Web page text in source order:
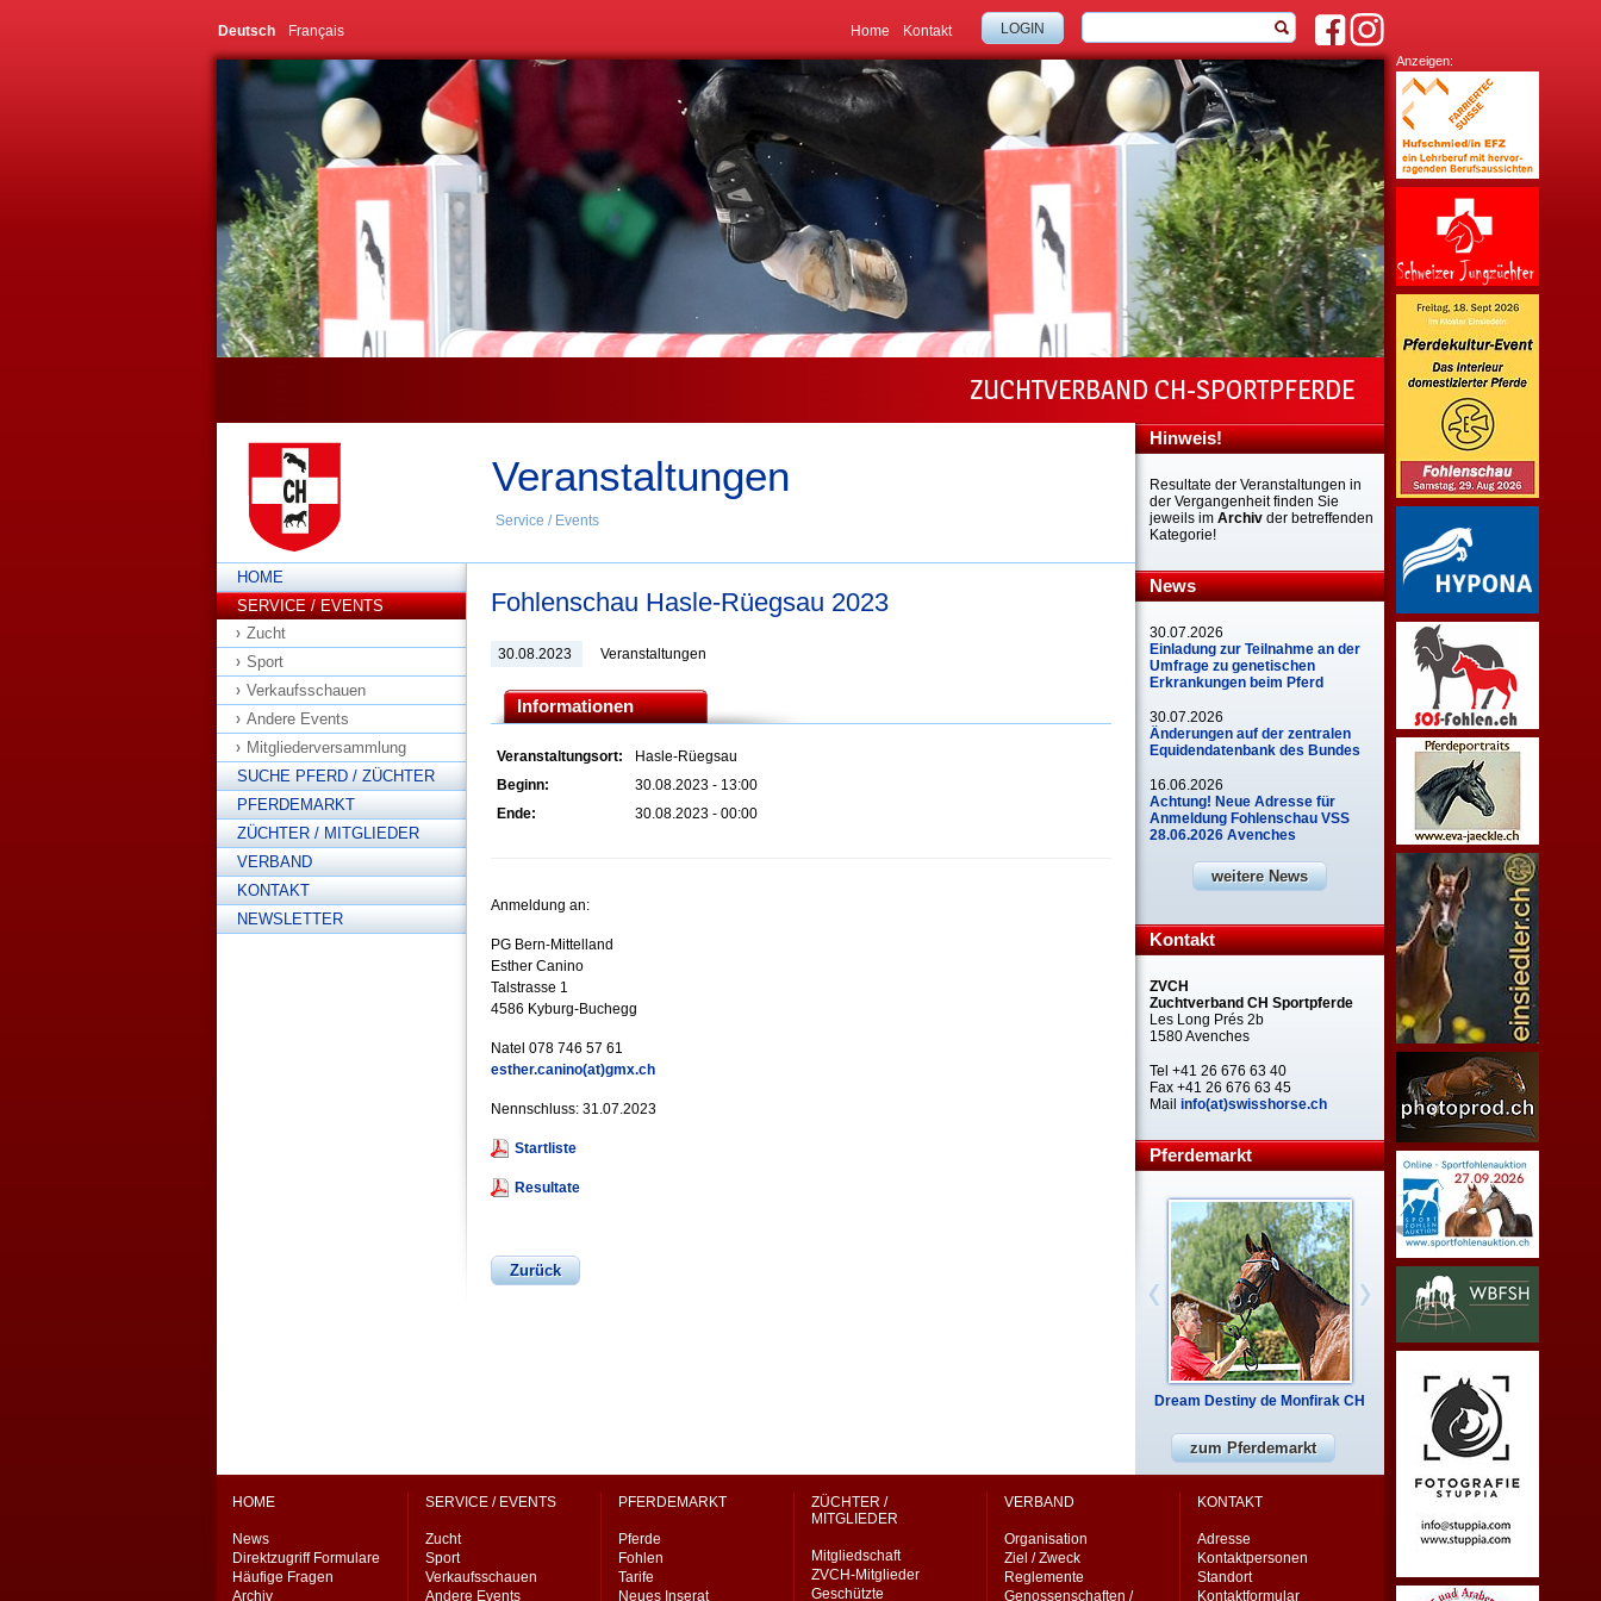
Deutsch Français LOGIN
Home Kontakt
ZUCHTVERBAND CH-SPORTPFERDE
Veranstaltungen
Service / Events
HOME
SERVICE / EVENTS
Zucht
Sport
Verkaufsschauen
Andere Events
Mitgliederversammlung
SUCHE PFERD / ZÜCHTER
PFERDEMARKT
ZÜCHTER / MITGLIEDER
VERBAND
KONTAKT
NEWSLETTER
Fohlenschau Hasle-Rüegsau 2023
30.08.2023 Veranstaltungen
Informationen
Veranstaltungsort:
Hasle-Rüegsau
Beginn:
30.08.2023 - 13:00
Ende:
30.08.2023 - 00:00
Anmeldung an:
PG Bern-Mittelland
Esther Canino
Talstrasse 1
4586 Kyburg-Buchegg
Natel 078 746 57 61
esther.canino(at)gmx.ch
Nennschluss: 31.07.2023
Startliste
Resultate
Zurück
Hinweis!
Resultate der Veranstaltungen in
der Vergangenheit finden Sie
jeweils im Archiv der betreffenden
Kategorie!
News
30.07.2026
Einladung zur Teilnahme an der
Umfrage zu genetischen
Erkrankungen beim Pferd
30.07.2026
Änderungen auf der zentralen
Equidendatenbank des Bundes
16.06.2026
Achtung! Neue Adresse für
Anmeldung Fohlenschau VSS
28.06.2026 Avenches
weitere News
Kontakt
ZVCH
Zuchtverband CH Sportpferde
Les Long Prés 2b
1580 Avenches
Tel +41 26 676 63 40
Fax +41 26 676 63 45
Mail info(at)swisshorse.ch
Pferdemarkt
Dream Destiny de Monfirak CH
zum Pferdemarkt
HOME
News
Direktzugriff Formulare
Häufige Fragen
Archiv
SERVICE / EVENTS
Zucht
Sport
Verkaufsschauen
Andere Events
PFERDEMARKT
Pferde
Fohlen
Tarife
Neues Inserat
ZÜCHTER /
MITGLIEDER
Mitgliedschaft
ZVCH-Mitglieder
Geschützte
VERBAND
Organisation
Ziel / Zweck
Reglemente
Genossenschaften /
KONTAKT
Adresse
Kontaktpersonen
Standort
Kontaktformular
Anzeigen: